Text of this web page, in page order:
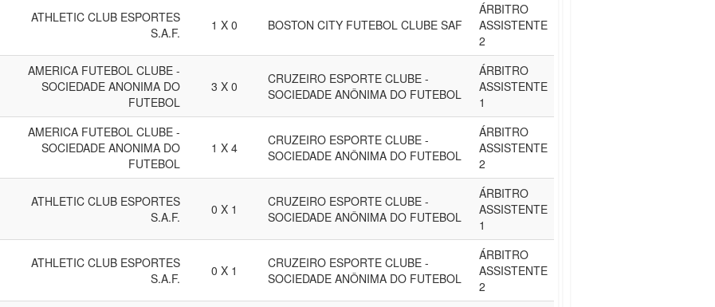
ATHLETIC CLUB ESPORTES
S.A.F.
1 X 0 BOSTON CITY FUTEBOL CLUBE SAF
ÁRBITRO
ASSISTENTE
2
AMERICA FUTEBOL CLUBE -
SOCIEDADE ANONIMA DO
FUTEBOL
3 X 0
CRUZEIRO ESPORTE CLUBE -
SOCIEDADE ANÔNIMA DO FUTEBOL
ÁRBITRO
ASSISTENTE
1
AMERICA FUTEBOL CLUBE -
SOCIEDADE ANONIMA DO
FUTEBOL
1 X 4
CRUZEIRO ESPORTE CLUBE -
SOCIEDADE ANÔNIMA DO FUTEBOL
ÁRBITRO
ASSISTENTE
2
ATHLETIC CLUB ESPORTES
S.A.F.
0 X 1
CRUZEIRO ESPORTE CLUBE -
SOCIEDADE ANÔNIMA DO FUTEBOL
ÁRBITRO
ASSISTENTE
1
ATHLETIC CLUB ESPORTES
S.A.F.
0 X 1
CRUZEIRO ESPORTE CLUBE -
SOCIEDADE ANÔNIMA DO FUTEBOL
ÁRBITRO
ASSISTENTE
2